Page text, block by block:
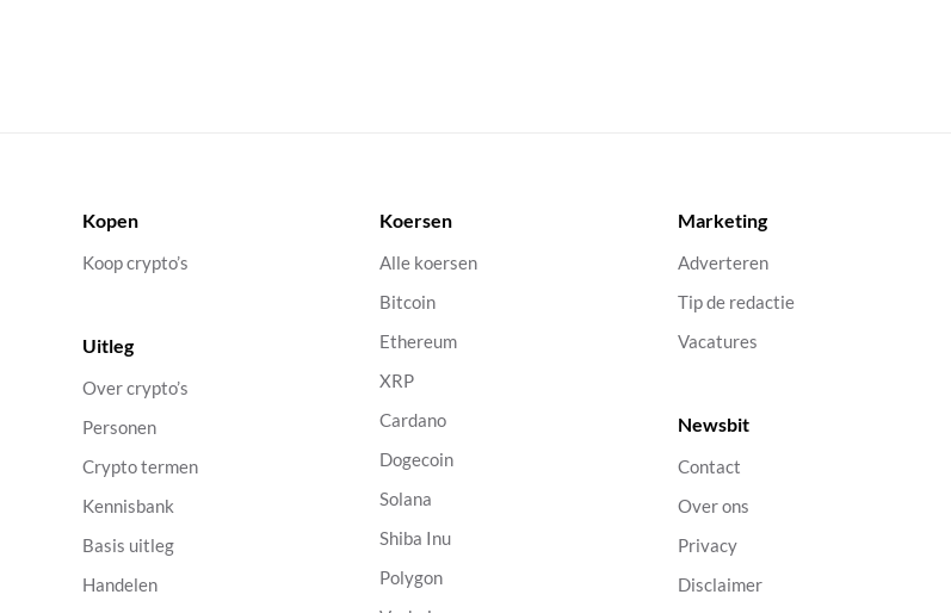
Kopen
Koop crypto’s
Uitleg
Over crypto’s
Personen
Crypto termen
Kennisbank
Basis uitleg
Handelen
Koersen
Alle koersen
Bitcoin
Ethereum
XRP
Cardano
Dogecoin
Solana
Shiba Inu
Polygon
Marketing
Adverteren
Tip de redactie
Vacatures
Newsbit
Contact
Over ons
Privacy
Disclaimer